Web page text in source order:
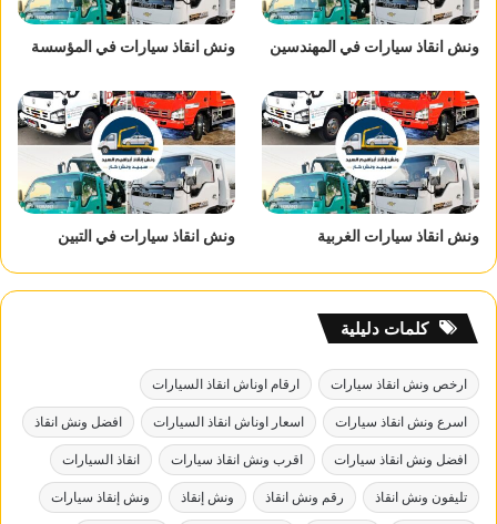
ونش انقاذ سيارات في المهندسين ونش انقاذ سيارات في المؤسسة
ونش انقاذ سيارات الغربية ونش انقاذ سيارات في التبين
كلمات دليلية
ارخص ونش انقاذ سيارات ارقام اوناش انقاذ السيارات
اسرع ونش انقاذ سيارات اسعار اوناش انقاذ السيارات افضل ونش انقاذ
افضل ونش انقاذ سيارات اقرب ونش انقاذ سيارات انقاذ السيارات
تليفون ونش انقاذ رقم ونش انقاذ ونش إنقاذ ونش إنقاذ سيارات